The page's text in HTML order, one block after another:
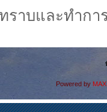
ราบและทำก
Powered by